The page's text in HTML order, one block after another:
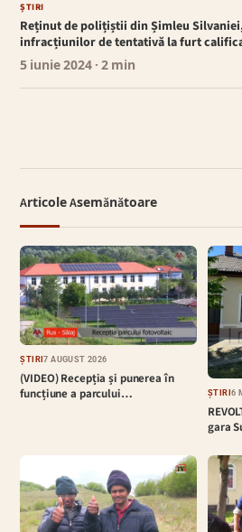
ȘTIRI
Reținut de polițiștii din Șimleu
infracțiunilor de tentativă la furt
5 iunie 2024 · 2 min
Articole Asemănătoare
ȘTIRI7 AUGUST 2026
(VIDEO) Recepția și punerea în
funcțiune a parcului…
ȘTIRI6
gara